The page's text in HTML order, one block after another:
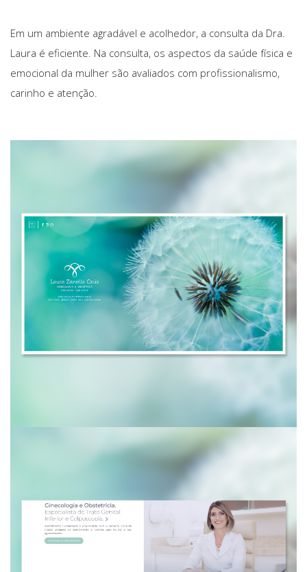
Em um ambiente agradável e acolhedor, a consulta da Dra.
Laura é eficiente. Na consulta, os aspectos da saúde física e
emocional da mulher são avaliados com profissionalismo,
carinho e atenção.